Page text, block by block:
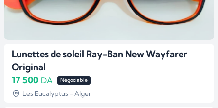
Lunettes de soleil Ray-Ban New Wayfarer
Original
17 500 DA Négociable
Les Eucalyptus - Alger